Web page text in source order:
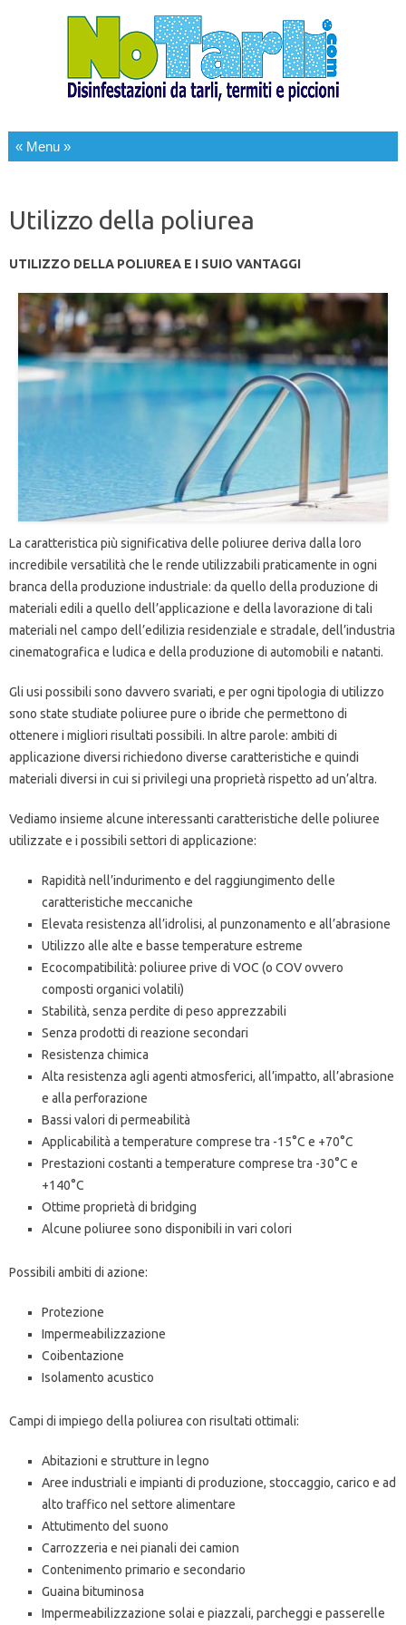
Salta al contenuto
Utilizzo della poliurea
UTILIZZO DELLA POLIUREA E I SUIO VANTAGGI
La caratteristica più significativa delle poliuree deriva dalla loro
incredibile versatilità che le rende utilizzabili praticamente in ogni
branca della produzione industriale: da quello della produzione di
materiali edili a quello dell’applicazione e della lavorazione di tali
materiali nel campo dell’edilizia residenziale e stradale, dell’industria
cinematografica e ludica e della produzione di automobili e natanti.
Gli usi possibili sono davvero svariati, e per ogni tipologia di utilizzo
sono state studiate poliuree pure o ibride che permettono di
ottenere i migliori risultati possibili. In altre parole: ambiti di
applicazione diversi richiedono diverse caratteristiche e quindi
materiali diversi in cui si privilegi una proprietà rispetto ad un’altra.
Vediamo insieme alcune interessanti caratteristiche delle poliuree
utilizzate e i possibili settori di applicazione:
Rapidità nell’indurimento e del raggiungimento delle
caratteristiche meccaniche
Elevata resistenza all’idrolisi, al punzonamento e all’abrasione
Utilizzo alle alte e basse temperature estreme
Ecocompatibilità: poliuree prive di VOC (o COV ovvero
composti organici volatili)
Stabilità, senza perdite di peso apprezzabili
Senza prodotti di reazione secondari
Resistenza chimica
Alta resistenza agli agenti atmosferici, all’impatto, all’abrasione
e alla perforazione
Bassi valori di permeabilità
Applicabilità a temperature comprese tra -15°C e +70°C
Prestazioni costanti a temperature comprese tra -30°C e
+140°C
Ottime proprietà di bridging
Alcune poliuree sono disponibili in vari colori
Possibili ambiti di azione:
Protezione
Impermeabilizzazione
Coibentazione
Isolamento acustico
Campi di impiego della poliurea con risultati ottimali:
Abitazioni e strutture in legno
Aree industriali e impianti di produzione, stoccaggio, carico e ad
alto traffico nel settore alimentare
Attutimento del suono
Carrozzeria e nei pianali dei camion
Contenimento primario e secondario
Guaina bituminosa
Impermeabilizzazione solai e piazzali, parcheggi e passerelle